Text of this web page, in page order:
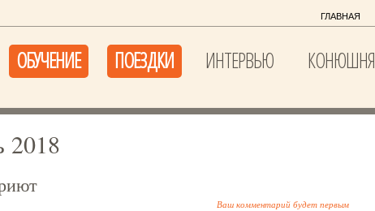
ГЛАВНАЯ
ИНТЕРВЬЮ КОНЮШНЯ
ОБУЧЕНИЕ ПОЕЗДКИ
Ваш комментарий будет первым